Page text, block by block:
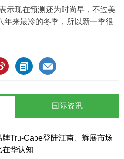
示现在预测还为时尚早，不过美
年来最冷的冬季，所以新一季很
牌Tru-Cape登陆江南、辉展市场
在华认知
国际资讯